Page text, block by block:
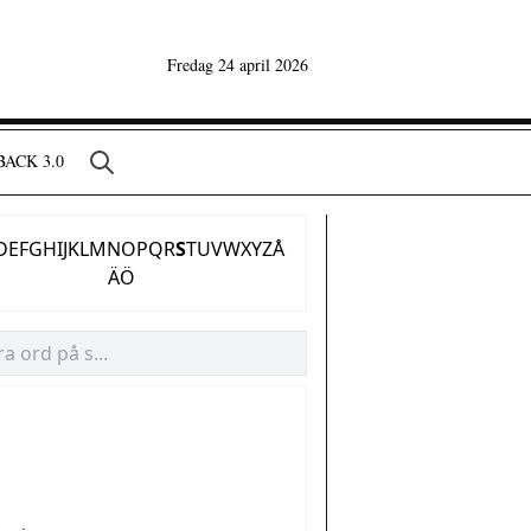
Fredag 24 april 2026
3.0
EFGHIJKLMNOPQRSTUVWXYZÅ
ÄÖ